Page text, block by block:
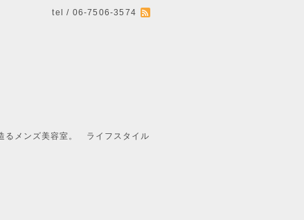
tel / 06-7506-3574
イフスタイル